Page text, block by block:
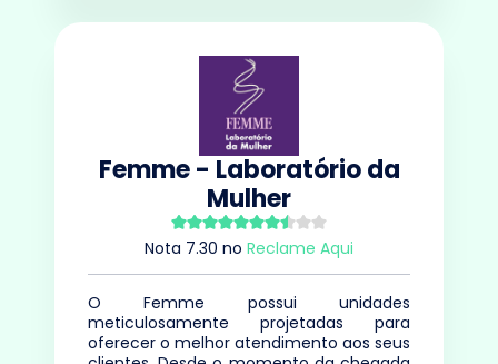
Femme - Laboratório da
Mulher
Nota 7.30 no Reclame Aqui
O Femme possui unidades
meticulosamente projetadas para
oferecer o melhor atendimento aos seus